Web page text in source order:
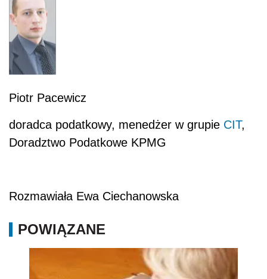
Piotr Pacewicz
doradca podatkowy, menedżer w grupie CIT,
Doradztwo Podatkowe KPMG
Rozmawiała Ewa Ciechanowska
POWIĄZANE